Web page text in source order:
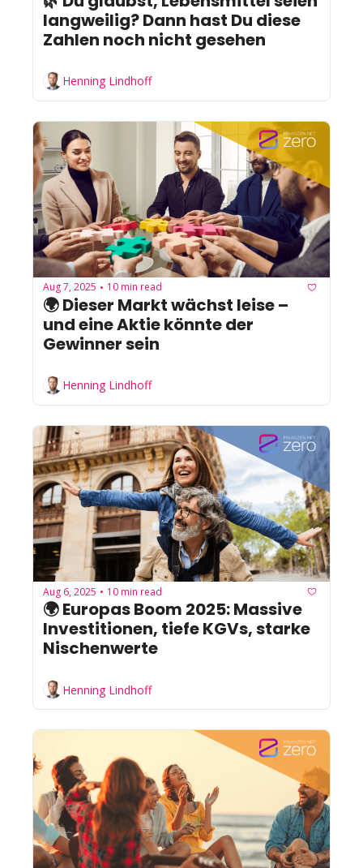
langweilig? Dann hast Du diese
Zahlen noch nicht gesehen
Henning Lindhoff
Aug 7, 2025 • 10 min read
🌍 Dieser Markt wächst leise –
und eine Aktie könnte der
Gewinner sein
Henning Lindhoff
Aug 6, 2025 • 10 min read
🌍 Europas Boom 2025: Massive
Investitionen, tiefe KGVs, starke
Nischenwerte
Henning Lindhoff